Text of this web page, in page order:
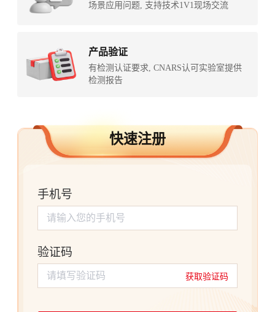
场景应用问题, 支持技术1V1现场交流
产品验证
有检测认证要求, CNARS认可实验室提供
检测报告
快速注册
手机号
请输入您的手机号
验证码
请填写验证码 获取验证码